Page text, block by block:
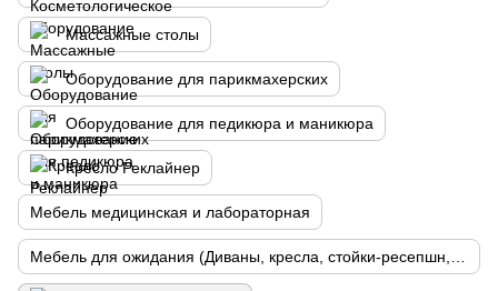
Массажные столы
Оборудование для парикмахерских
Оборудование для педикюра и маникюра
Кресло Реклайнер
Мебель медицинская и лабораторная